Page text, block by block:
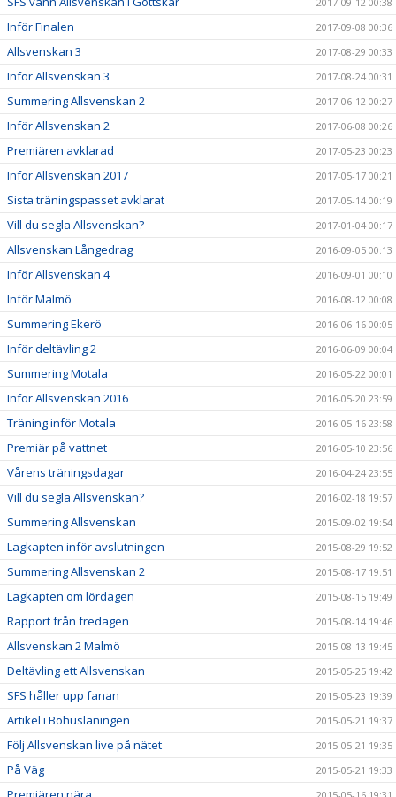
Inför Finalen 2017-09-08 00:36
Allsvenskan 3 2017-08-29 00:33
Inför Allsvenskan 3 2017-08-24 00:31
Summering Allsvenskan 2 2017-06-12 00:27
Inför Allsvenskan 2 2017-06-08 00:26
Premiären avklarad 2017-05-23 00:23
Inför Allsvenskan 2017 2017-05-17 00:21
Sista träningspasset avklarat 2017-05-14 00:19
Vill du segla Allsvenskan? 2017-01-04 00:17
Allsvenskan Långedrag 2016-09-05 00:13
Inför Allsvenskan 4 2016-09-01 00:10
Inför Malmö 2016-08-12 00:08
Summering Ekerö 2016-06-16 00:05
Inför deltävling 2 2016-06-09 00:04
Summering Motala 2016-05-22 00:01
Inför Allsvenskan 2016 2016-05-20 23:59
Träning inför Motala 2016-05-16 23:58
Premiär på vattnet 2016-05-10 23:56
Vårens träningsdagar 2016-04-24 23:55
Vill du segla Allsvenskan? 2016-02-18 19:57
Summering Allsvenskan 2015-09-02 19:54
Lagkapten inför avslutningen 2015-08-29 19:52
Summering Allsvenskan 2 2015-08-17 19:51
Lagkapten om lördagen 2015-08-15 19:49
Rapport från fredagen 2015-08-14 19:46
Allsvenskan 2 Malmö 2015-08-13 19:45
Deltävling ett Allsvenskan 2015-05-25 19:42
SFS håller upp fanan 2015-05-23 19:39
Artikel i Bohusläningen 2015-05-21 19:37
Följ Allsvenskan live på nätet 2015-05-21 19:35
På Väg 2015-05-21 19:33